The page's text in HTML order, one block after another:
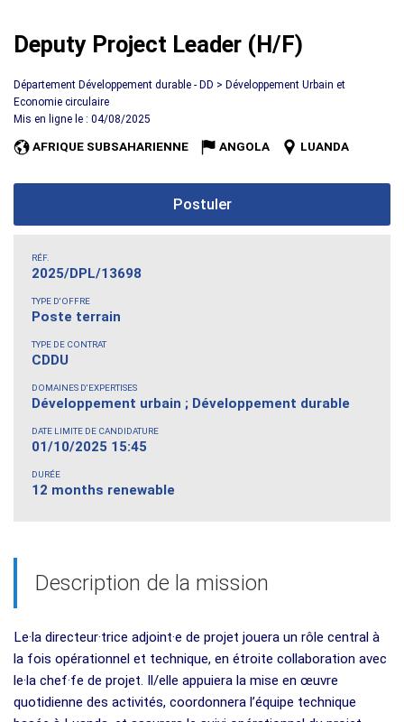
Deputy Project Leader (H/F)
Département Développement durable - DD > Développement Urbain et
Economie circulaire
Mis en ligne le : 04/08/2025
AFRIQUE SUBSAHARIENNE ANGOLA LUANDA
Postuler
RÉF.
2025/DPL/13698
TYPE D'OFFRE
Poste terrain
TYPE DE CONTRAT
CDDU
DOMAINES D'EXPERTISES
Développement urbain ; Développement durable
DATE LIMITE DE CANDIDATURE
01/10/2025 15:45
DURÉE
12 months renewable
Description de la mission
Le·la directeur·trice adjoint·e de projet jouera un rôle central à
la fois opérationnel et technique, en étroite collaboration avec
le·la chef·fe de projet. Il/elle appuiera la mise en œuvre
quotidienne des activités, coordonnera l’équipe technique